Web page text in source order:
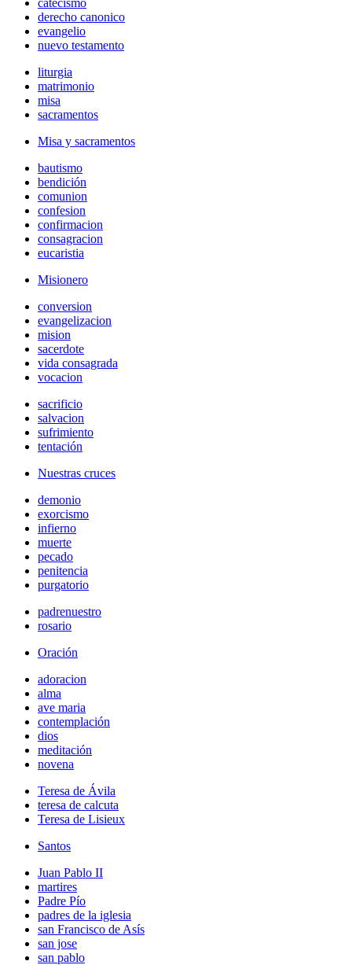
catecismo
derecho canonico
evangelio
nuevo testamento
liturgia
matrimonio
misa
sacramentos
Misa y sacramentos
bautismo
bendición
comunion
confesion
confirmacion
consagracion
eucaristia
Misionero
conversion
evangelizacion
mision
sacerdote
vida consagrada
vocacion
sacrificio
salvacion
sufrimiento
tentación
Nuestras cruces
demonio
exorcismo
infierno
muerte
pecado
penitencia
purgatorio
padrenuestro
rosario
Oración
adoracion
alma
ave maria
contemplación
dios
meditación
novena
Teresa de Ávila
teresa de calcuta
Teresa de Lisieux
Santos
Juan Pablo II
martires
Padre Pío
padres de la iglesia
san Francisco de Asís
san jose
san pablo